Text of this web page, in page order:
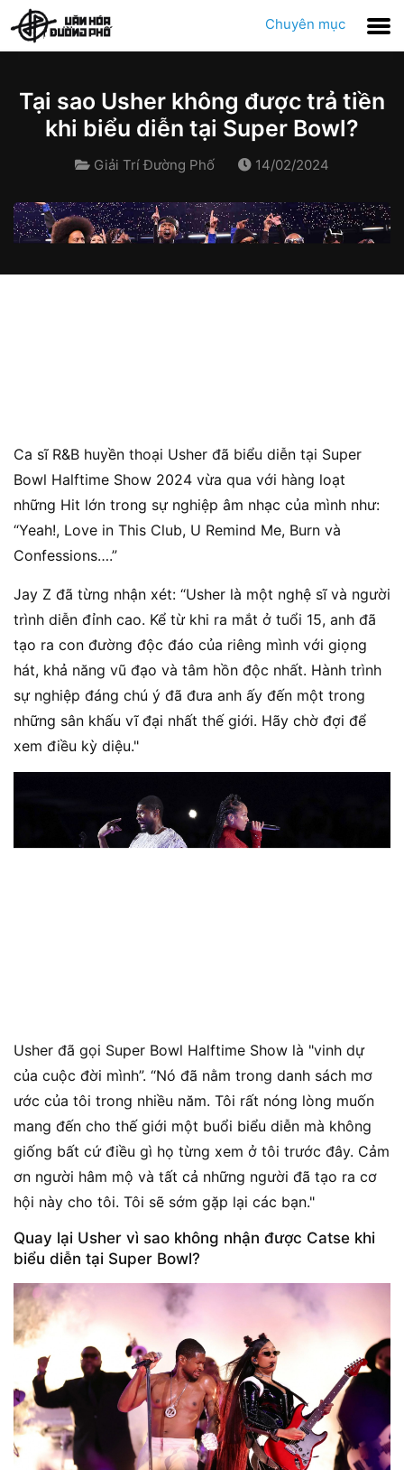
Chuyên mục
Tại sao Usher không được trả tiền
khi biểu diễn tại Super Bowl?
Giải Trí Đường Phố 14/02/2024
Ca sĩ R&B huyền thoại Usher đã biểu diễn tại Super
Bowl Halftime Show 2024 vừa qua với hàng loạt
những Hit lớn trong sự nghiệp âm nhạc của mình như:
“Yeah!, Love in This Club, U Remind Me, Burn và
Confessions….”
Jay Z đã từng nhận xét: “Usher là một nghệ sĩ và người
trình diễn đỉnh cao. Kể từ khi ra mắt ở tuổi 15, anh đã
tạo ra con đường độc đáo của riêng mình với giọng
hát, khả năng vũ đạo và tâm hồn độc nhất. Hành trình
sự nghiệp đáng chú ý đã đưa anh ấy đến một trong
những sân khấu vĩ đại nhất thế giới. Hãy chờ đợi để
xem điều kỳ diệu."
Usher đã gọi Super Bowl Halftime Show là "vinh dự
của cuộc đời mình”. “Nó đã nằm trong danh sách mơ
ước của tôi trong nhiều năm. Tôi rất nóng lòng muốn
mang đến cho thế giới một buổi biểu diễn mà không
giống bất cứ điều gì họ từng xem ở tôi trước đây. Cảm
ơn người hâm mộ và tất cả những người đã tạo ra cơ
hội này cho tôi. Tôi sẽ sớm gặp lại các bạn."
Quay lại Usher vì sao không nhận được Catse khi
biểu diễn tại Super Bowl?